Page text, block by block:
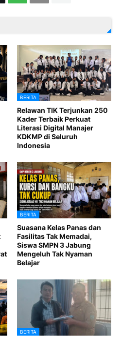
BERITA
Relawan TIK Terjunkan 250
Kader Terbaik Perkuat
Literasi Digital Manajer
KDKMP di Seluruh
Indonesia
BERITA
Suasana Kelas Panas dan
Fasilitas Tak Memadai,
Siswa SMPN 3 Jabung
Mengeluh Tak Nyaman
Belajar
BERITA